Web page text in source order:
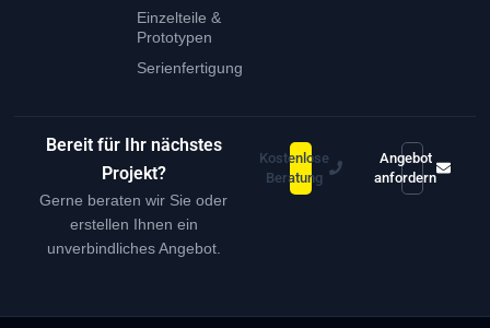
Einzelteile &
Prototypen
Serienfertigung
Bereit für Ihr nächstes
Projekt?
Gerne beraten wir Sie oder
erstellen Ihnen ein
unverbindliches Angebot.
Kostenlose
Beratung
Angebot
anfordern